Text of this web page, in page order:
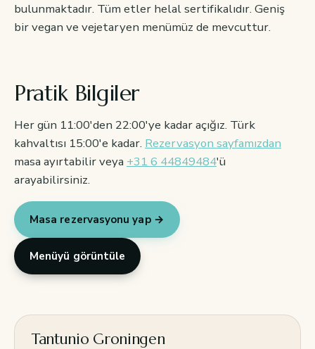
bulunmaktadır. Tüm etler helal sertifikalıdır. Geniş
bir vegan ve vejetaryen menümüz de mevcuttur.
Pratik Bilgiler
Her gün 11:00'den 22:00'ye kadar açığız. Türk
kahvaltısı 15:00'e kadar. Rezervasyon sayfamızdan
masa ayırtabilir veya +31 6 44849484'ü
arayabilirsiniz.
Masa rezervasyonu yap →
Menüyü görüntüle
Tantunio Groningen